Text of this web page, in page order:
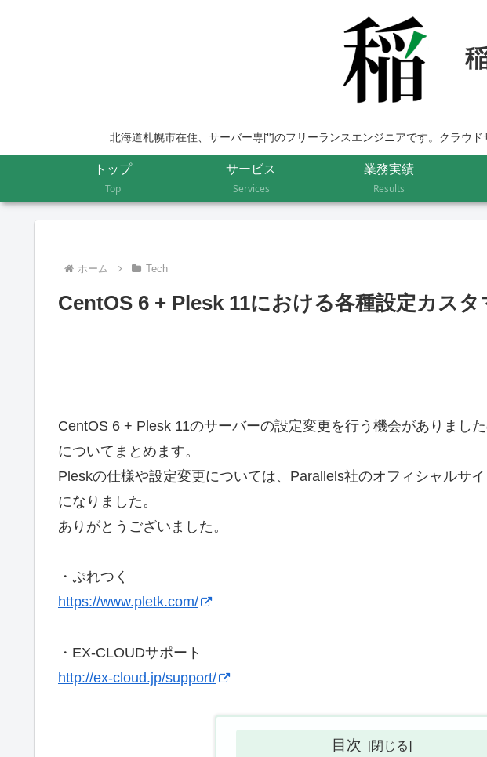
北海道札幌市在住、サーバー専門のフリーランスエンジニアです。クラウ
トップ
Top
サービス
Services
業務実績
Results
ホーム Tech
CentOS 6 + Plesk 11における各種設定カスタ
CentOS 6 + Plesk 11のサーバーの設定変更を行う機会がありまし
についてまとめます。
Pleskの仕様や設定変更については、Parallels社のオフィシャルサ
になりました。
ありがとうございました。
・ぷれつく
https://www.pletk.com/
・EX-CLOUDサポート
http://ex-cloud.jp/support/
目次